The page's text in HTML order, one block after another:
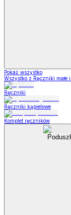
Pokaż wszystko
Wszystko z Ręczniki małe
Ręczniki
Ręczniki kąpielowe
Komplet ręczników